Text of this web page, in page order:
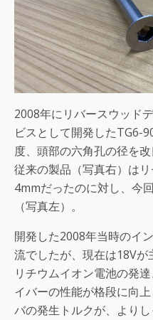
2008年にリバースウッド
ビスとして開発したTG6-
度、頭部の六角孔の径を改
従来の製品（写真右）は
4mmだったのに対し、今
（写真左）。
開発した2008年当時のイ
流でしたが、現在は18Vが
リチウムイオン電池の発
イバーの性能が格段に向
バの発生トルクが、より